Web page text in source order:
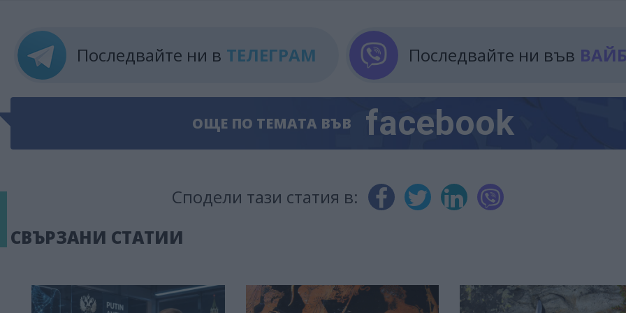
Последвайте ни в ТЕЛЕГРАМ Последвайте ни във
ОЩЕ ПО ТЕМАТА ВЪВ facebook
Сподели тази статия в:
СВЪРЗАНИ СТАТИИ